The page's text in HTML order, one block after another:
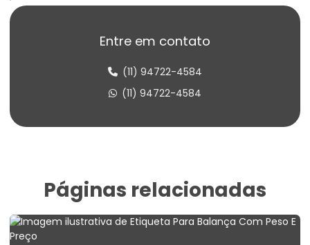
Etiqueta Adesiva Para Produtos Congelados
Etiqueta Adesiva Termo Sensível
Etiqueta Congelado Para Alimentos
Etiqueta De Lacre Para Produtos
Etiqueta De Lacre Personalizada Para Embalagens
Entre em contato
(11) 94722-4584
(11) 94722-4584
Páginas relacionadas